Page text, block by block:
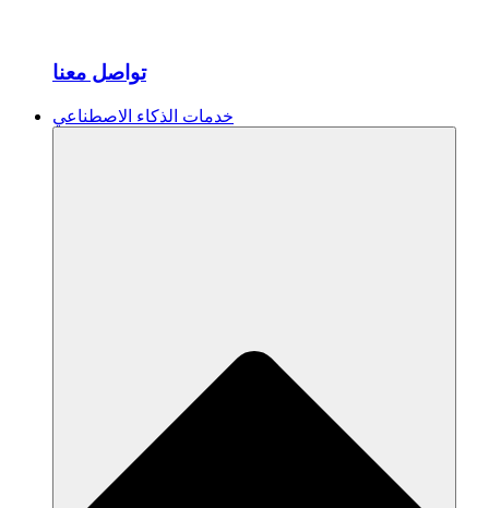
تواصل معنا
خدمات الذكاء الاصطناعي